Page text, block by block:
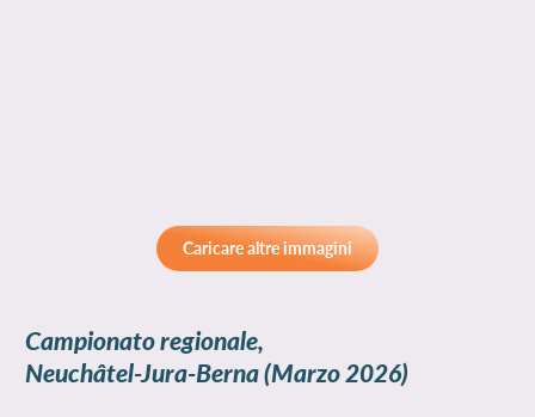
Caricare altre immagini
Campionato regionale,
Neuchâtel-Jura-Berna(Marzo 2026)